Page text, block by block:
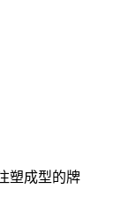
塑成型的牌